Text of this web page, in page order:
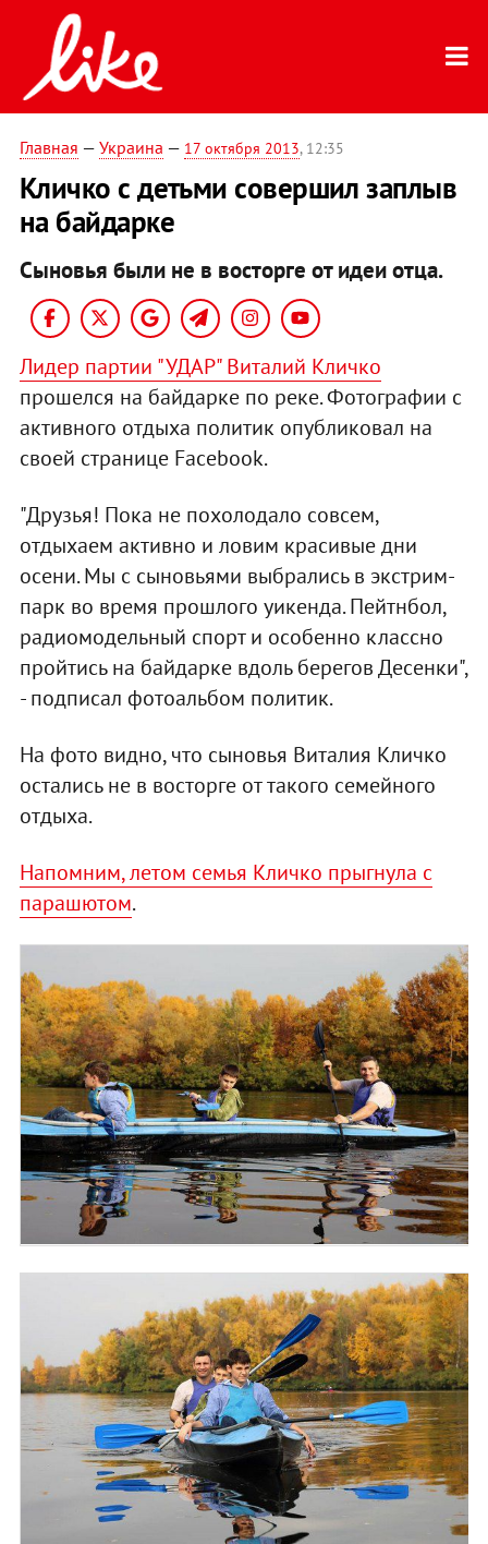
Главная — Украина — 17 октября 2013, 12:35
Кличко с детьми совершил заплыв
на байдарке
Сыновья были не в восторге от идеи отца.
Лидер партии "УДАР" Виталий Кличко
прошелся на байдарке по реке. Фотографии с
активного отдыха политик опубликовал на
своей странице Facebook.
"Друзья! Пока не похолодало совсем,
отдыхаем активно и ловим красивые дни
осени. Мы с сыновьями выбрались в экстрим-
парк во время прошлого уикенда. Пейтнбол,
радиомодельный спорт и особенно классно
пройтись на байдарке вдоль берегов Десенки",
- подписал фотоальбом политик.
На фото видно, что сыновья Виталия Кличко
остались не в восторге от такого семейного
отдыха.
Напомним, летом семья Кличко прыгнула с
парашютом.